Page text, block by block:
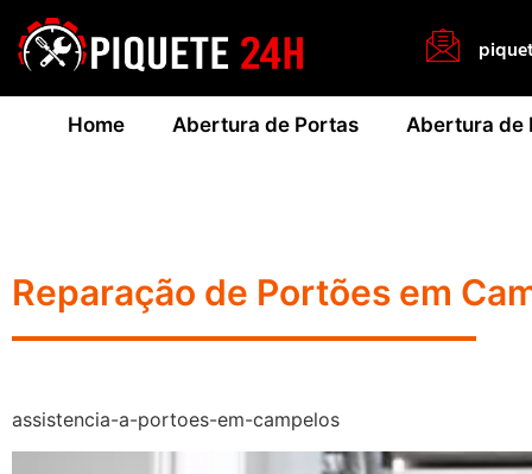
Home Abertura de Portas Abertura de
Reparação de Portões em
assistencia-a-portoes-em-campelos